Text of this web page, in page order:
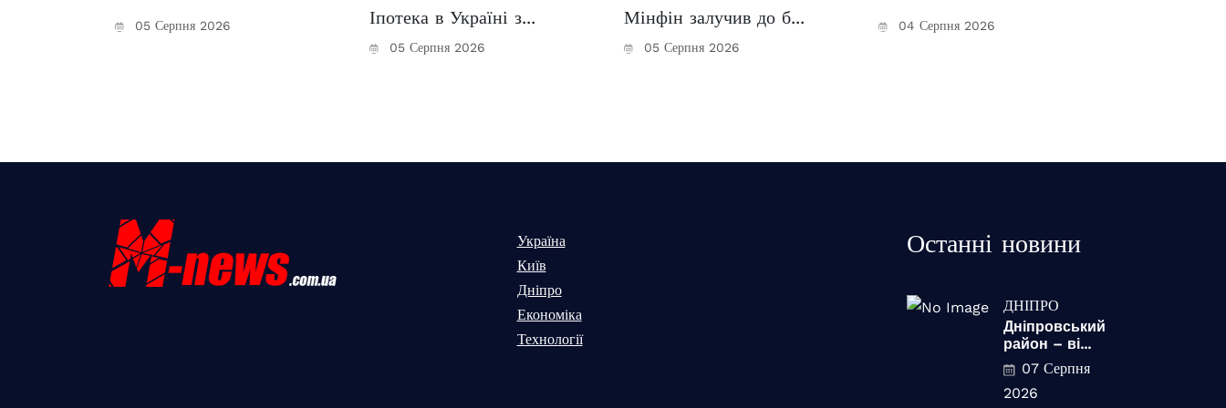
05 Серпня 2026 Іпотека в Україні з...
05 Серпня 2026
Мінфін залучив до б...
05 Серпня 2026
04 Серпня 2026
Україна
Київ
Дніпро
Економіка
Технології
Останні новини
ДНІПРО
Дніпровський
район – ві...
07 Серпня
2026